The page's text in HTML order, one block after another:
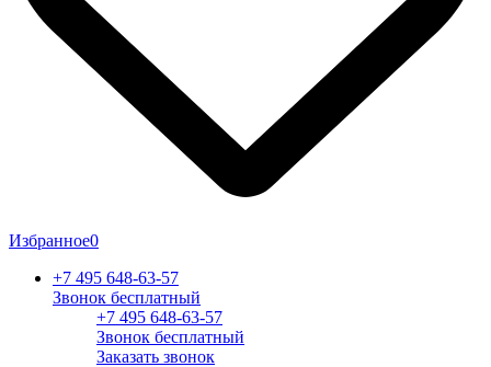
Избранное0
+7 495 648-63-57
Звонок бесплатный
+7 495 648-63-57
Звонок бесплатный
Заказать звонок